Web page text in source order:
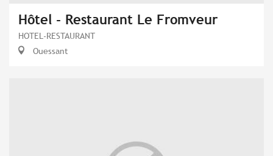
Hôtel - Restaurant Le Fromveur
HOTEL-RESTAURANT
Ouessant